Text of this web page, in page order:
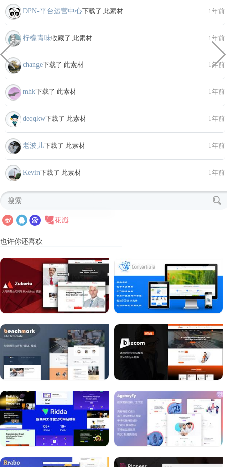
DPN-平台运营中心下载了 此素材 1年前
柠檬青味收藏了 此素材 1年前
change下载了 此素材 1年前
mhk下载了 此素材 1年前
deqqkw下载了 此素材 1年前
老波儿下载了 此素材 1年前
Kevin下载了 此素材 1年前
也许你还喜欢